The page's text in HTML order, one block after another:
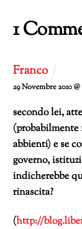
1
Franco
29 Novembre 2010 @
secondo lei,
(probabilmente
abbienti) e se
governo,
indicherebbe
rinascita?
(http://